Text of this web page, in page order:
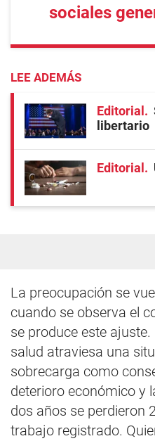
sociales
LEE ADEMÁS
Editorial
libertario
Editorial
La preocupación se
cuando se observa el
se produce este
salud atraviesa una
sobrecarga como
deterioro económico y
dos años se perdieron
trabajo registrado.